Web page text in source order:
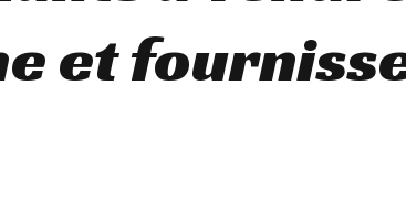
et